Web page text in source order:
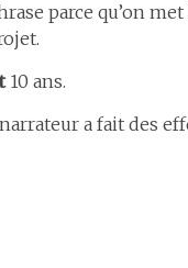
parce qu’on
10 ans.
a fait des